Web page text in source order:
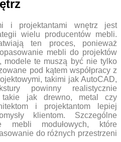
i projektantami wnętrz jest
wielu producentów mebli.
ten proces, ponieważ
mebli do projektów
modele te muszą być nie tylko
pod kątem współpracy z
takimi jak AutoCAD,
powinny realistycznie
takie jak drewno, metal czy
i projektantom lepiej
klientom. Szczególne
mebli modułowych, które
do różnych przestrzeni